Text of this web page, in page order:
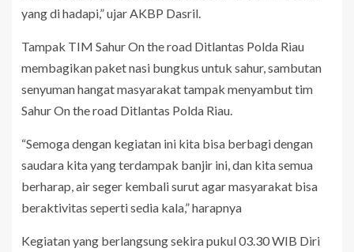
yang di hadapi,” ujar AKBP Dasril.
Tampak TIM Sahur On the road Ditlantas Polda Riau
membagikan paket nasi bungkus untuk sahur, sambutan
senyuman hangat masyarakat tampak menyambut tim
Sahur On the road Ditlantas Polda Riau.
“Semoga dengan kegiatan ini kita bisa berbagi dengan
saudara kita yang terdampak banjir ini, dan kita semua
berharap, air seger kembali surut agar masyarakat bisa
beraktivitas seperti sedia kala,” harapnya
Kegiatan yang berlangsung sekira pukul 03.30 WIB Diri